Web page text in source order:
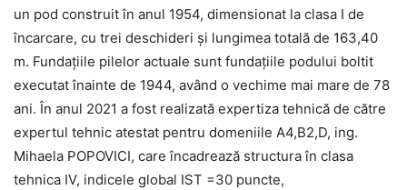
un pod construit în anul 1954, dimensionat la clasa I de
încarcare, cu trei deschideri și lungimea totală de 163,40
m. Fundațiile pilelor actuale sunt fundațiile podului boltit
executat înainte de 1944, având o vechime mai mare de 78
ani. În anul 2021 a fost realizată expertiza tehnică de către
expertul tehnic atestat pentru domeniile A4,B2,D, ing.
Mihaela POPOVICI, care încadrează structura în clasa
tehnica IV, indicele global IST =30 puncte,